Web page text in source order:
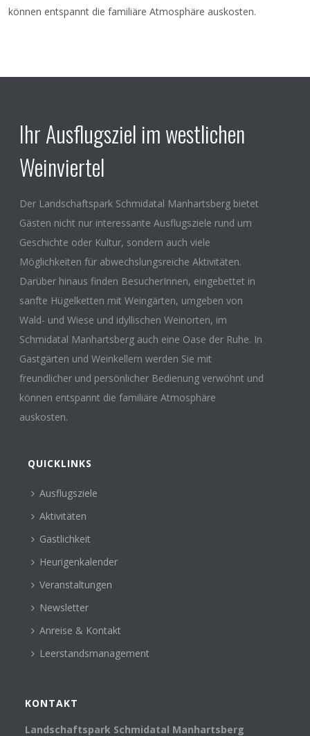
können entspannt die familiäre Atmosphäre auskosten.
Ihr Ausflugsziel im westlichen
Weinviertel
Der Landschaftspark Schmidatal Manhartsberg bietet
Gästen nicht nur interessante Ausflugsziele rund um
Geschichte oder Kultur, sondern auch viele
Möglichkeiten für abwechslungsreiche Aktivitäten.
Darüber hinaus finden BesucherInnen, eingebettet in
sanfte Hügelketten mit Weingärten, umgeben von
Wald- und Wiese und idyllischen Weinorten, im
Schmidatal Manhartsberg auch eine Oase der Ruhe. In
Gastgärten und Weinkellern werden Sie mit
freundlicher und persönlicher Bedienung verwöhnt und
können entspannt die familiäre Atmosphäre
auskosten.
QUICKLINKS
Ausflugsziele
Aktivitäten
Gastlichkeit
Heurigenkalender
Veranstaltungen
Newsletter
Anreise & Kontakt
Leerstandsmanagement
KONTAKT
Landschaftspark Schmidatal Manhartsberg